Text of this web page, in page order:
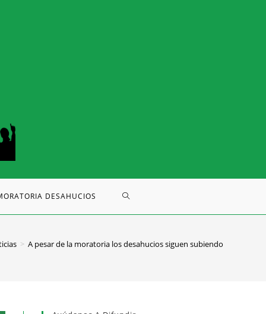
DESAHUCIOS
> A pesar de la moratoria los desahucios siguen subiendo